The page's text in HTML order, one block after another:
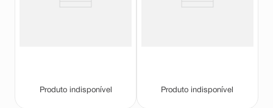
Produto indisponível Produto indisponível